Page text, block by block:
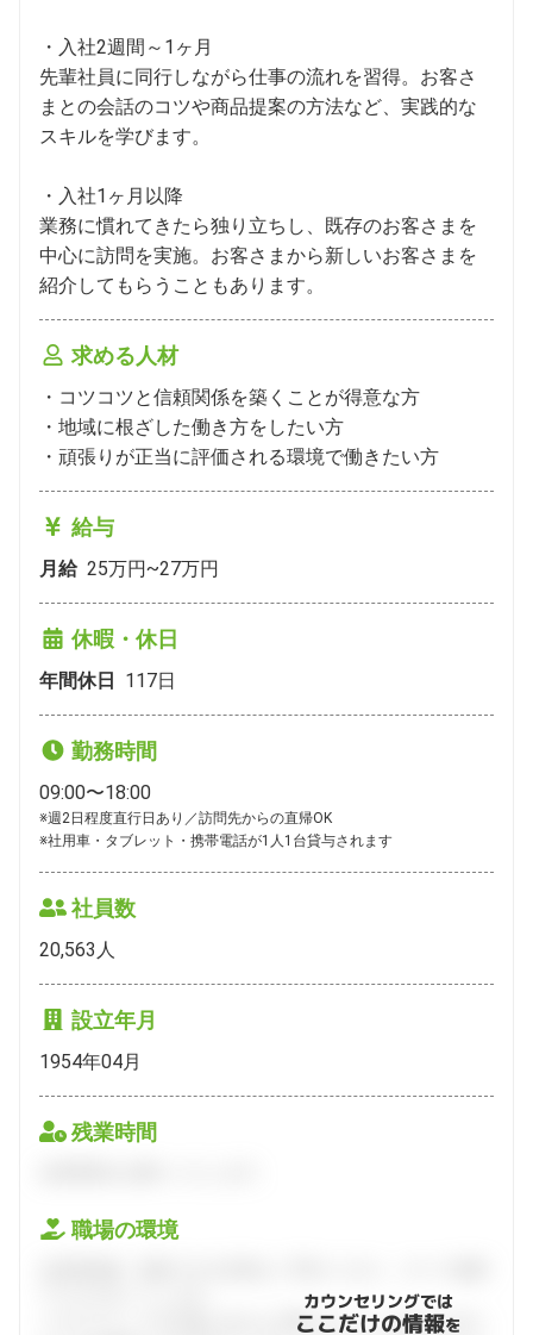
・入社2週間～1ヶ月
先輩社員に同行しながら仕事の流れを習得。お客さ
まとの会話のコツや商品提案の方法など、実践的な
スキルを学びます。
・入社1ヶ月以降
業務に慣れてきたら独り立ちし、既存のお客さまを
中心に訪問を実施。お客さまから新しいお客さまを
紹介してもらうこともあります。
求める人材
・コツコツと信頼関係を築くことが得意な方
・地域に根ざした働き方をしたい方
・頑張りが正当に評価される環境で働きたい方
給与
月給 25万円~27万円
休暇・休日
年間休日 117日
勤務時間
09:00〜18:00
※週2日程度直行日あり／訪問先からの直帰OK
※社用車・タブレット・携帯電話が1人1台貸与されます
社員数
20,563 人
設立年月
1954年04月
残業時間
職場の環境
ハタラクティブが企業とあなたの間に立って、あなたに向い
カウンセリングでは
ここだけの情報を